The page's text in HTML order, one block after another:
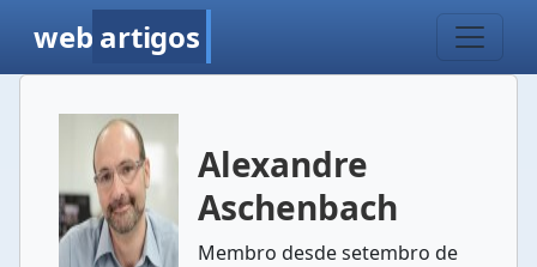
web artigos
Alexandre
Aschenbach
Membro desde setembro de